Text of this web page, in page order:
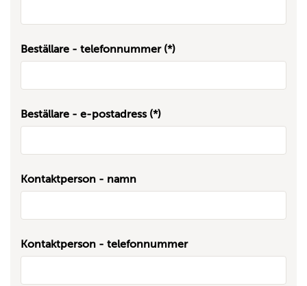
Beställare - telefonnummer
Beställare - e-postadress
Kontaktperson - namn
Kontaktperson - telefonnummer